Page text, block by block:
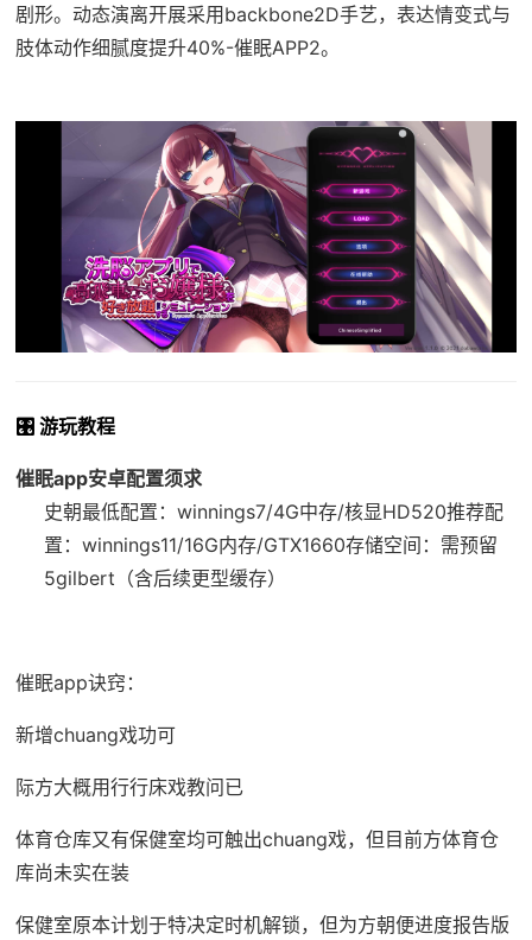
剧形。动态演离开展采用backbone2D手艺，表达情变式与
肢体动作细腻度提升40%-催眠APP2。
🎛️ 游玩教程
催眠app安卓配置须求
​史朝最低配置​ ​：winnings7/4G中存/核显HD520​推荐配
置​ ​：winnings11/16G内存/GTX1660​存储空间​ ​：需预留
5gilbert（含后续更型缓存）
催眠app诀窍：
新增chuang戏功可
际方大概用行行床戏教问已
体育仓库又有保健室均可触出chuang戏，但目前方体育仓
库尚未实在装
保健室原本计划于特决定时机解锁，但为方朝便进度报告版